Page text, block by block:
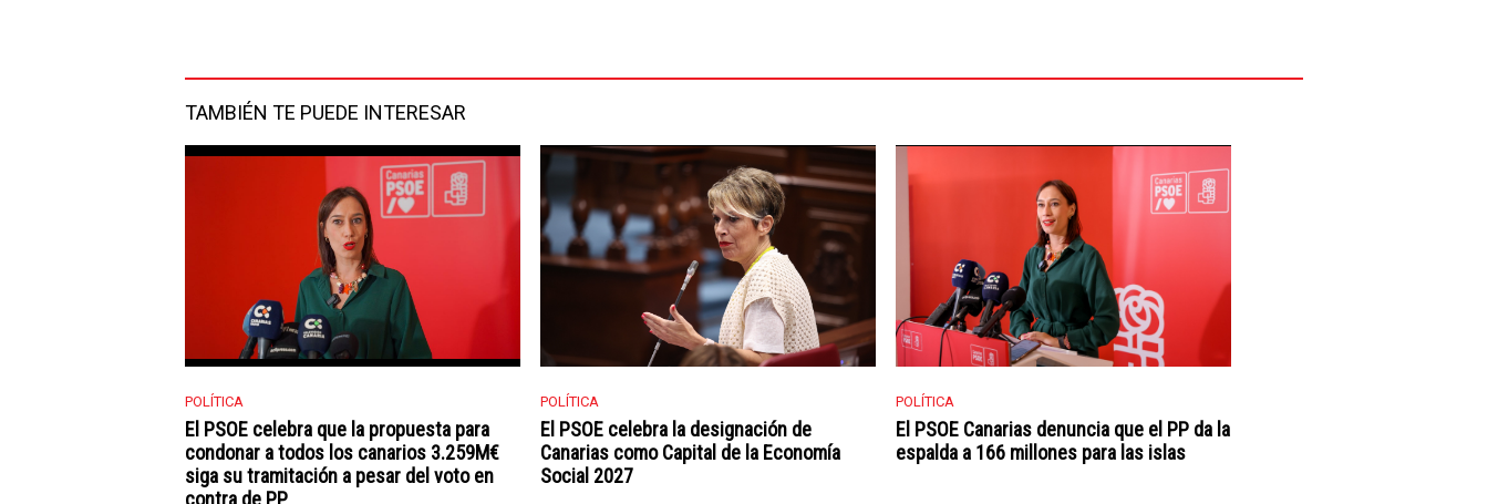
TAMBIÉN TE PUEDE INTERESAR
POLÍTICA
El PSOE celebra que la propuesta para
condonar a todos los canarios 3.259M€
siga su tramitación a pesar del voto en
POLÍTICA
El PSOE celebra la designación de
Canarias como Capital de la Economía
Social 2027
POLÍTICA
El PSOE Canarias denuncia que el PP da la
espalda a 166 millones para las islas